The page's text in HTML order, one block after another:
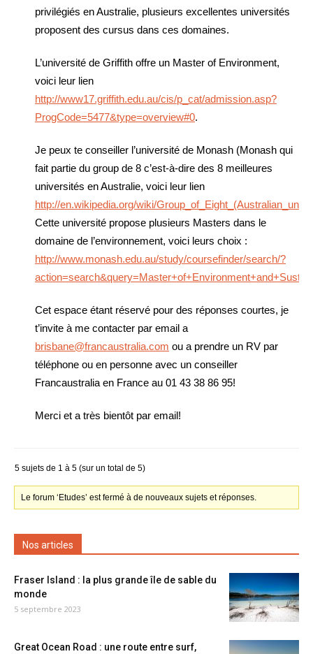
privilégiés en Australie, plusieurs excellentes universités
proposent des cursus dans ces domaines.
L’université de Griffith offre un Master of Environment,
voici leur lien
http://www17.griffith.edu.au/cis/p_cat/admission.asp?
ProgCode=5477&type=overview#0.
Je peux te conseiller l’université de Monash (Monash qui
fait partie du group de 8 c’est-à-dire des 8 meilleures
universités en Australie, voici leur lien
http://en.wikipedia.org/wiki/
Cette université propose plusieurs Masters dans le
domaine de l’environnement, voici leurs choix :
http://www.monash.edu.au/study/coursefinder/search/?
Cet espace étant réservé pour des réponses courtes, je
t’invite à me contacter par email a
brisbane@francaustralia.com ou a prendre un RV par
téléphone ou en personne avec un conseiller
Francaustralia en France au 01 43 38 86 95!
Merci et a très bientôt par email!
5 sujets de 1 à 5 (sur un total de 5)
Le forum ‘Etudes’ est fermé à de nouveaux sujets et réponses.
Nos articles
Fraser Island : la plus grande île de sable du
monde
5 septembre 2023
Great Ocean Road : une route entre surf,